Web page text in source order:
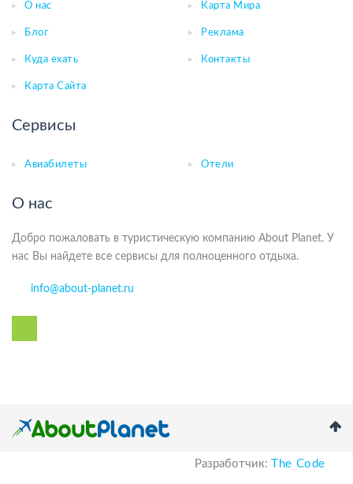
О нас Карта Мира
Блог Реклама
Куда ехать Контакты
Карта Сайта
Сервисы
Авиабилеты Отели
О нас
Добро пожаловать в туристическую компанию About Planet. У
нас Вы найдете все сервисы для полноценного отдыха.
info@about-planet.ru
Разработчик: The Code